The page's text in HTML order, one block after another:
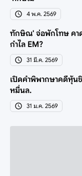
4 พ.ค. 2569
ทักษิณ' จ่อพักโทษ คา
กำไล EM?
31 มี.ค. 2569
เปิดคำพิพากษาคดีหุ้น
หมื่นล.
31 ม.ค. 2569